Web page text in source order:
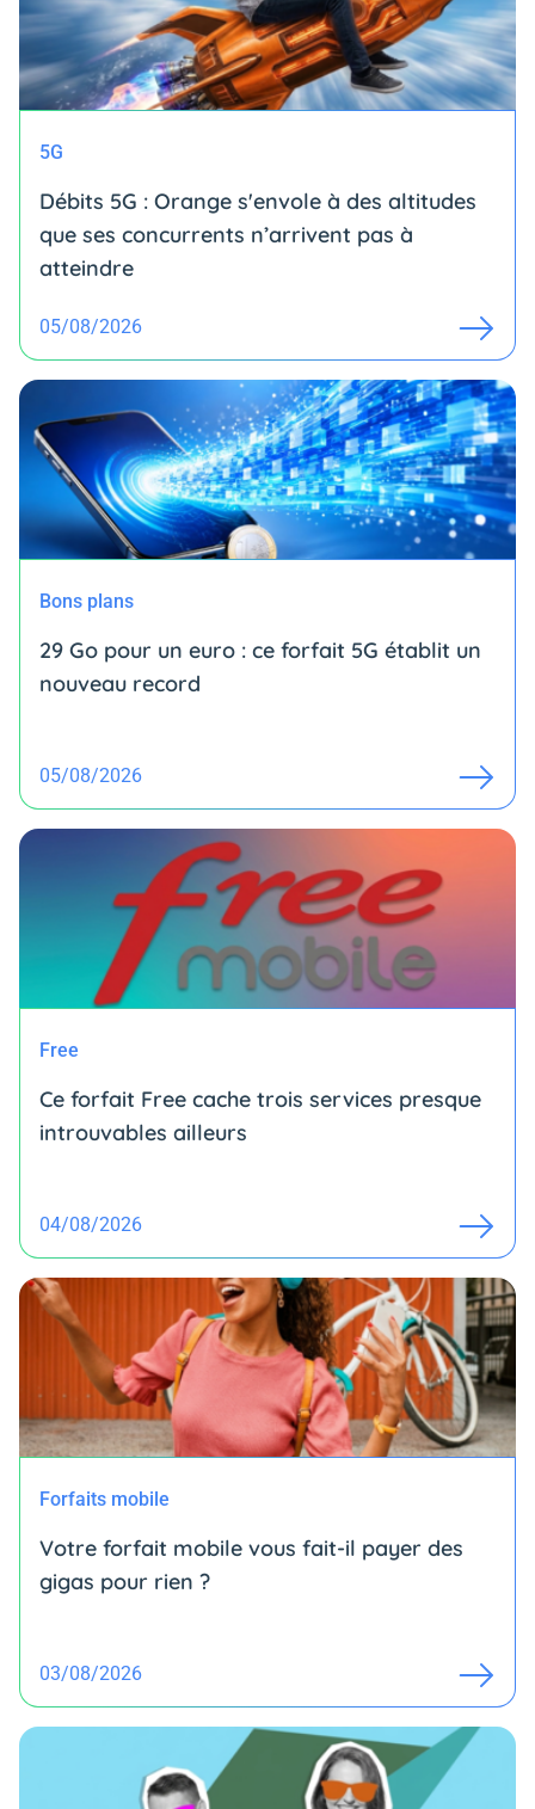
5G
Débits 5G : Orange s'envole à des altitudes
que ses concurrents n’arrivent pas à
atteindre
05/08/2026
Bons plans
29 Go pour un euro : ce forfait 5G établit un
nouveau record
05/08/2026
Free
Ce forfait Free cache trois services presque
introuvables ailleurs
04/08/2026
Forfaits mobile
Votre forfait mobile vous fait-il payer des
gigas pour rien ?
03/08/2026